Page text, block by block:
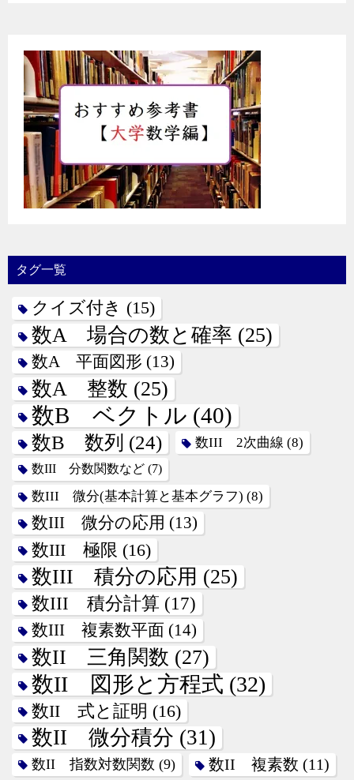
タグ一覧
クイズ付き (15)
数A 場合の数と確率 (25)
数A 平面図形 (13)
数A 整数 (25)
数B ベクトル (40)
数B 数列 (24) 数III 2次曲線 (8)
数III 分数関数など (7)
数III 微分(基本計算と基本グラフ) (8)
数III 微分の応用 (13)
数III 極限 (16)
数III 積分の応用 (25)
数III 積分計算 (17)
数III 複素数平面 (14)
数II 三角関数 (27)
数II 図形と方程式 (32)
数II 式と証明 (16)
数II 微分積分 (31)
数II 指数対数関数 (9) 数II 複素数 (11)